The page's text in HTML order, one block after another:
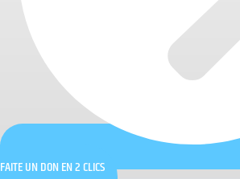
FAITE UN DON EN 2 CLICS